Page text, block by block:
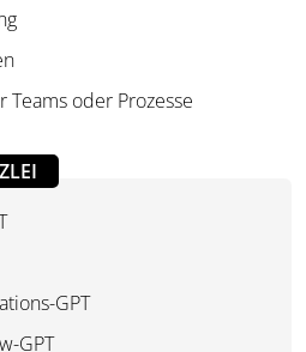
oder Prozesse
GPT
GPT